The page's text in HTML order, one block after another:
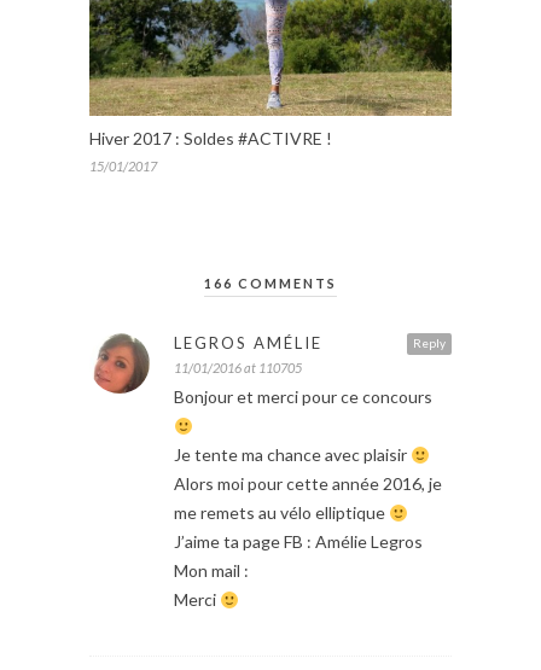
Hiver 2017 : Soldes #ACTIVRE !
15/01/2017
166 COMMENTS
Reply
LEGROS AMÉLIE
11/01/2016 at 110705
Bonjour et merci pour ce concours
Je tente ma chance avec plaisir
Alors moi pour cette année 2016, je
me remets au vélo elliptique
J’aime ta page FB : Amélie Legros
Mon mail :
Merci